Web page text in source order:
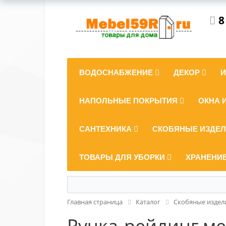
ВОДОСНАБЖЕНИЕ ДЕКОР
НАПОЛЬНЫЕ ПОКРЫТИЯ ОКНА
САНТЕХНИКА СКОБЯНЫЕ
ТОВАРЫ ДЛЯ УБОРКИ
Главная страница Каталог Скобяные